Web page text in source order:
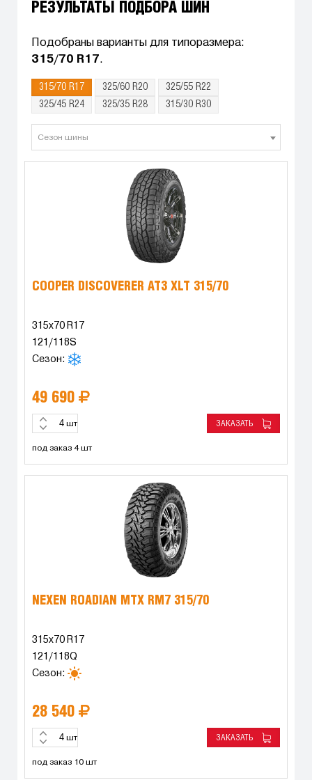
РЕЗУЛЬТАТЫ ПОДБОРА ШИН
Подобраны варианты для типоразмера:
315/70 R17 .
315/70 R17 325/60 R20
325/55 R22
325/45 R24
325/35 R28 315/30 R30
Сезон шины
COOPER DISCOVERER AT3 XLT 315/70
315x70 R17
121/118S
Сезон:
49 690
шт ЗАКАЗАТЬ
под заказ 4 шт
NEXEN ROADIAN MTX RM7 315/70
315x70 R17
121/118Q
Сезон:
28 540
шт ЗАКАЗАТЬ
под заказ 10 шт